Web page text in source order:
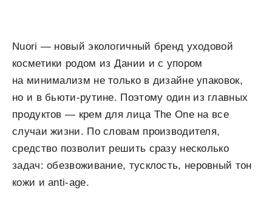
Nuori — новый экологичный бренд уходовой
косметики родом из Дании и с упором
на минимализм не только в дизайне упаковок,
но и в бьюти-рутине. Поэтому один из главных
продуктов — крем для лица The One на все
случаи жизни. По словам производителя,
средство позволит решить сразу несколько
задач: обезвоживание, тусклость, неровный тон
кожи и anti-age.